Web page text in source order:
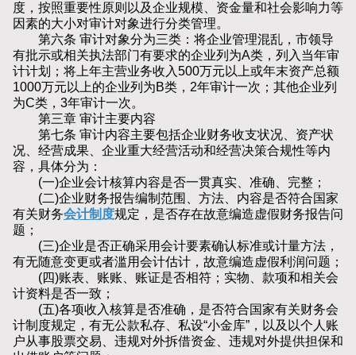
度，按照重要性原则以及企业规模、资金量和社会影响力等
因素的大小对审计对象进行分类管理。
第六条 审计对象分为三类：将企业管理混乱，市领导
有批示或相关执法部门有要求的企业列为A类，列入当年审
计计划；将上年主营业务收入500万元以上或年末资产总额
1000万元以上的企业列为B类，2年审计一次；其他企业列
为C类，3年审计一次。
第三章 审计主要内容
第七条 审计内容主要包括企业财务收支状况、资产状
况、经营成果、企业重大经营活动和经营决策合规性等内
容，具体分为：
(一)企业会计核算内容是否一贯真实、准确、完整；
(二)企业财务报告编制范围、方法、内容是否符合国家
有关财务会计制度规定，是否存在故意编造虚假财务报告问
题；
(三)企业是否正确采用会计要素确认标准或计量方法，
有无随意变更或者滥用会计估计，故意编造虚假利润问题；
(四)账表、账账、账证是否相符；实物、款项和相关会
计资料是否一致；
(五)各项收入核算是否准确，是否符合国家有关财务会
计制度规定，有无公款私存、私设“小金库”，以及以个人账
户从事股票交易、违规对外拆借资金、违规对外提供担保和